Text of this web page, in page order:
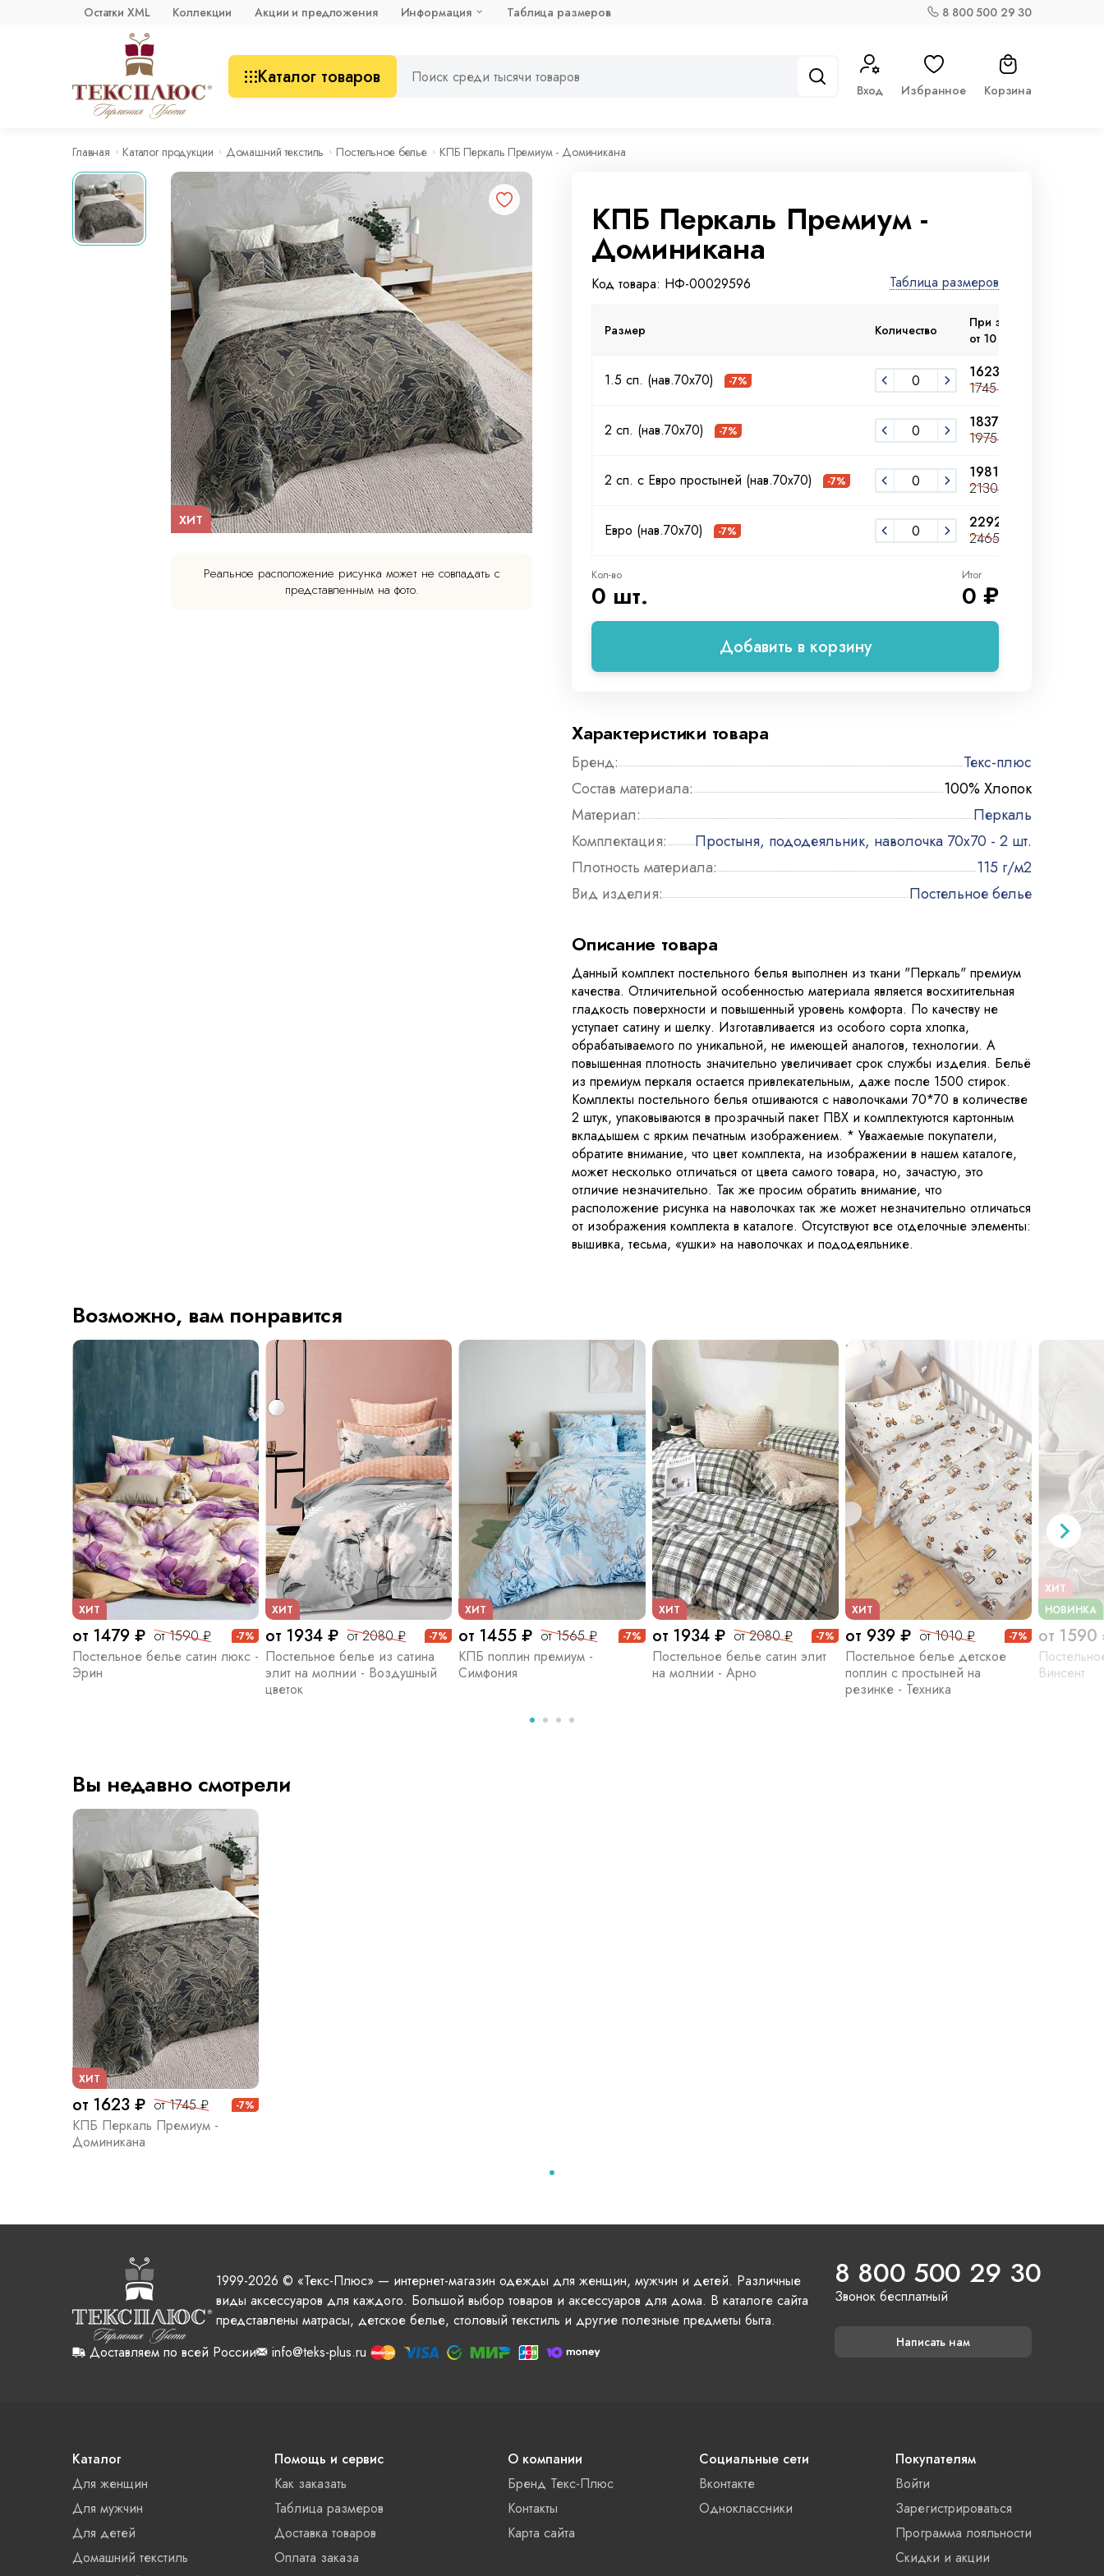
Остатки XML Коллекции Акции и предложения Информация Таблица размеров 8 800 500 29 30
Каталог товаров
Вход Избранное Корзина
Главная Каталог продукции Домашний текстиль Постельное белье КПБ Перкаль Премиум - Доминикана
ХИТ
Реальное расположение рисунка может не совпадать с
представленным на фото.
КПБ Перкаль Премиум -
Доминикана
Код товара: НФ-00029596 Таблица размеров
Размер Количество
При заказе
от 10 000 ₽
1.5 сп. (нав.70х70) -7%
1623 ₽
1745 ₽
2 сп. (нав.70х70) -7%
1837 ₽
1975 ₽
2 сп. с Евро простыней (нав.70х70) -7%
1981 ₽
2130 ₽
Евро (нав.70х70) -7%
2292 ₽
2465 ₽
Кол-во
0 шт.
Итог
0 ₽
Добавить в корзину
Характеристики товара
Бренд:
Текс-плюс
Состав материала:
100% Хлопок
Материал:
Перкаль
Комплектация:
Простыня, пододеяльник, наволочка 70х70 - 2 шт.
Плотность материала:
115 г/м2
Вид изделия:
Постельное белье
Описание товара
Данный комплект постельного белья выполнен из ткани "Перкаль" премиум
качества. Отличительной особенностью материала является восхитительная
гладкость поверхности и повышенный уровень комфорта. По качеству не
уступает сатину и шелку. Изготавливается из особого сорта хлопка,
обрабатываемого по уникальной, не имеющей аналогов, технологии. А
повышенная плотность значительно увеличивает срок службы изделия. Бельё
из премиум перкаля остается привлекательным, даже после 1500 стирок.
Комплекты постельного белья отшиваются с наволочками 70*70 в количестве
2 штук, упаковываются в прозрачный пакет ПВХ и комплектуются картонным
вкладышем с ярким печатным изображением. * Уважаемые покупатели,
обратите внимание, что цвет комплекта, на изображении в нашем каталоге,
может несколько отличаться от цвета самого товара, но, зачастую, это
отличие незначительно. Так же просим обратить внимание, что
расположение рисунка на наволочках так же может незначительно отличаться
от изображения комплекта в каталоге. Отсутствуют все отделочные элементы:
вышивка, тесьма, «ушки» на наволочках и пододеяльнике.
Возможно, вам понравится
ХИТ
от 1479 ₽ от 1590 ₽ -7%
Постельное белье сатин люкс -
Эрин
ХИТ
от 1934 ₽ от 2080 ₽ -7%
Постельное белье из сатина
элит на молнии - Воздушный
цветок
ХИТ
от 1455 ₽ от 1565 ₽ -7%
КПБ поплин премиум -
Симфония
ХИТ
от 1934 ₽ от 2080 ₽ -7%
Постельное белье сатин элит
на молнии - Арно
ХИТ
от 939 ₽ от 1010 ₽ -7%
Постельное белье детское
поплин с простыней на
резинке - Техника
ХИТ
НОВИНКА
от 1590
Винсент
Вы недавно смотрели
ХИТ
от 1623 ₽ от 1745 ₽ -7%
КПБ Перкаль Премиум -
Доминикана
1999-2026 © «Текс-Плюс» — интернет-магазин одежды для женщин, мужчин и детей. Различные
виды аксессуаров для каждого. Большой выбор товаров и аксессуаров для дома. В каталоге сайта
представлены матрасы, детское белье, столовый текстиль и другие полезные предметы быта.
Доставляем по всей России
info@teks-plus.ru
8 800 500 29 30
Звонок бесплатный
Написать нам
Каталог
Для женщин
Для мужчин
Для детей
Домашний текстиль
Помощь и сервис
Как заказать
Таблица размеров
Доставка товаров
Оплата заказа
О компании
Бренд Текс-Плюс
Контакты
Карта сайта
Социальные сети
Вконтакте
Одноклассники
Покупателям
Войти
Зарегистрироваться
Программа лояльности
Скидки и акции